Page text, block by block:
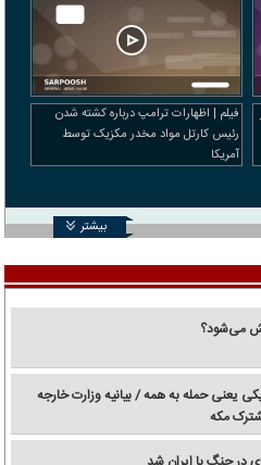
فیلم | اظهارات ترامپ درباره کشته شدن
رئیس کارتل مواد مخدر مکزیک توسط
آمریکا
بیشتر
می‌شود؟
یعنی حمله به همه / بیانیه وزارت خارجه
مکه